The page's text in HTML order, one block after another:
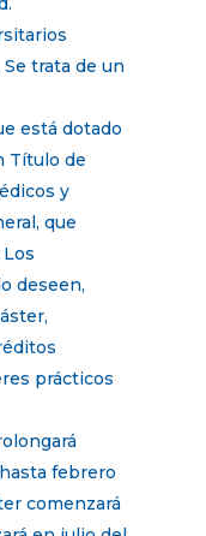
trata de un
está dotado
Título de
y
que
deseen,
prácticos
febrero
comenzará